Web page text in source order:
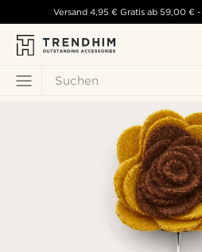
Suchen
Versand 4,95 € Gratis ab 59,00 € -